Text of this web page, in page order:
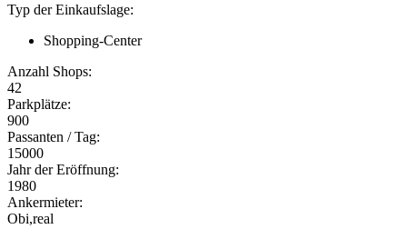
Typ der Einkaufslage:
Shopping-Center
Anzahl Shops:
42
Parkplätze:
900
Passanten / Tag:
15000
Jahr der Eröffnung:
1980
Ankermieter:
Obi,real